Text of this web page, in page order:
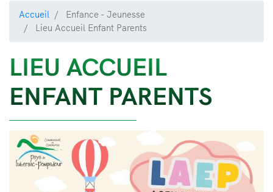
Accueil
Enfance - Jeunesse
Lieu Accueil Enfant Parents
LIEU ACCUEIL
ENFANT PARENTS